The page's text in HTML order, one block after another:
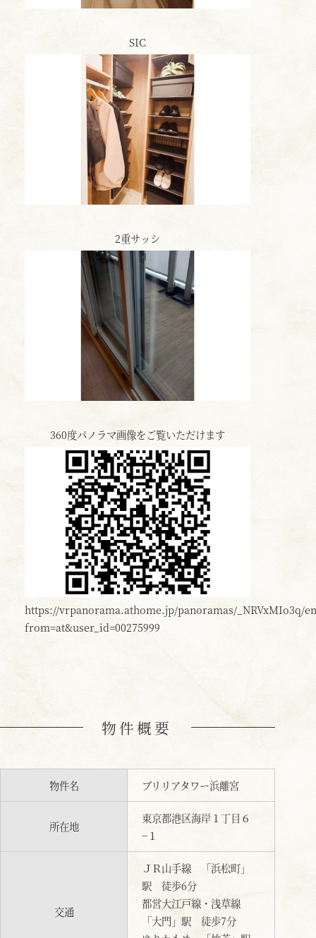
SIC
2重サッシ
360度パノラマ画像をご覧いただけます
https://vrpanorama.athome.jp/panoramas/_NRVxMIo3q/
from=at&user_id=00275999
物件概要
物件名 ブリリアタワー浜離宮
所在地
東京都港区海岸１丁目６
−１
交通
ＪＲ山手線 「浜松町」
駅 徒歩6分
都営大江戸線・浅草線
「大門」駅 徒歩7分